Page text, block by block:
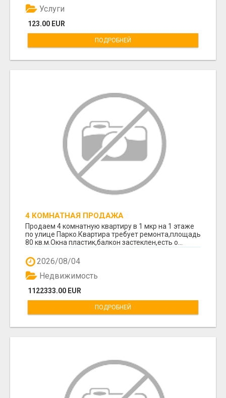
123.00 EUR
Услуги
ПОДРОБНЕЙ
4 КОМНАТНАЯ ПРОДАЖА
Продаем 4 комнатную квартиру в 1 мкр на 1 этаже
по улице Парко.Квартира требует ремонта,площадь
80 кв.м.Окна пластик,балкон застеклен,есть о...
2026/08/04
1122333.00 EUR
Недвижимость
ПОДРОБНЕЙ